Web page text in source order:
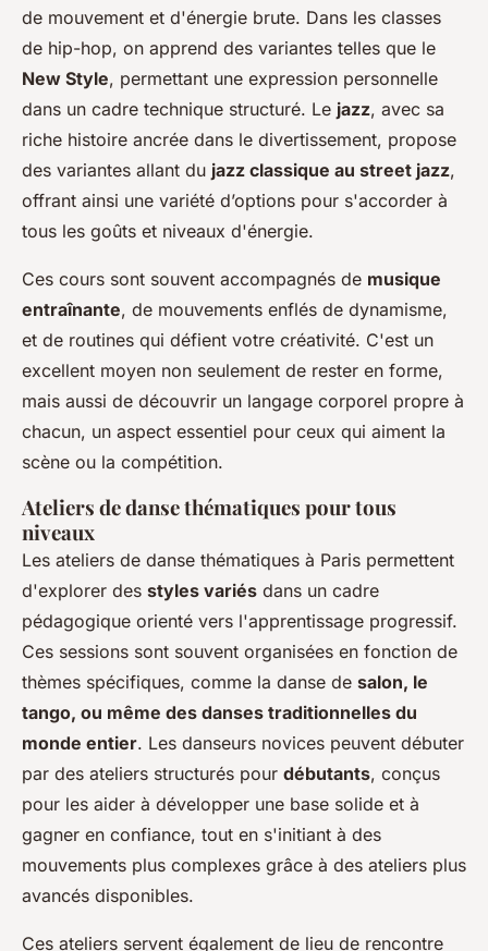
de mouvement et d'énergie brute. Dans les classes
de hip-hop, on apprend des variantes telles que le
New Style, permettant une expression personnelle
dans un cadre technique structuré. Le jazz, avec sa
riche histoire ancrée dans le divertissement, propose
des variantes allant du jazz classique au street jazz,
offrant ainsi une variété d’options pour s'accorder à
tous les goûts et niveaux d'énergie.
Ces cours sont souvent accompagnés de musique
entraînante, de mouvements enflés de dynamisme,
et de routines qui défient votre créativité. C'est un
excellent moyen non seulement de rester en forme,
mais aussi de découvrir un langage corporel propre à
chacun, un aspect essentiel pour ceux qui aiment la
scène ou la compétition.
Ateliers de danse thématiques pour tous
niveaux
Les ateliers de danse thématiques à Paris permettent
d'explorer des styles variés dans un cadre
pédagogique orienté vers l'apprentissage progressif.
Ces sessions sont souvent organisées en fonction de
thèmes spécifiques, comme la danse de salon, le
tango, ou même des danses traditionnelles du
monde entier. Les danseurs novices peuvent débuter
par des ateliers structurés pour débutants, conçus
pour les aider à développer une base solide et à
gagner en confiance, tout en s'initiant à des
mouvements plus complexes grâce à des ateliers plus
avancés disponibles.
Ces ateliers servent également de lieu de rencontre